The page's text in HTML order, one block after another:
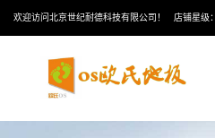
欢迎访问北京世纪耐德科技有限公司！ 店铺星级：